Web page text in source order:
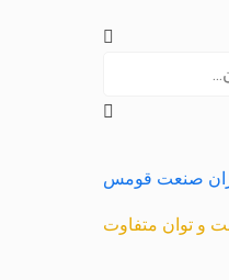
صنعت قومس
و توان متفاوت